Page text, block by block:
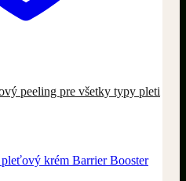
peeling pre všetky typy pleti